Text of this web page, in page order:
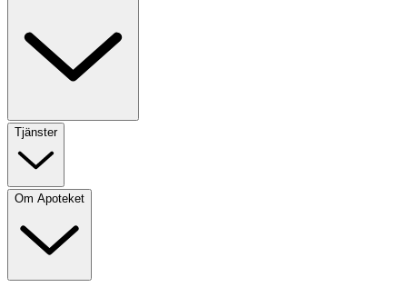
Tjänster
Om Apoteket